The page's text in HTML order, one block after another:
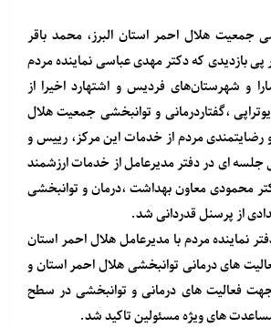
جمعیت هلال احمر استان البرز، محمد باقر
بازدیدی که دکتر مهدی عباسی نماینده مردم
و شهرستان‌های فردیس و اشتهارد اخیرا از
،گفتاردرمانی و توانبخشی جمعیت هلال
و رضایتمندی مردم از خدمات این مرکز، رییس و
ای در دفتر مدیرعامل از خدمات ارزشمند
محمودی معاون بهداشت ،درمان و توانبخشی
از پرسنل قدردانی شد.
نماینده مردم با مدیرعامل هلال احمر استان
های درمانی توانبخشی هلال احمر استان و
فعالیت های درمانی و توانبخشی در سطح
های ویژه مسئولین تاکید شد.